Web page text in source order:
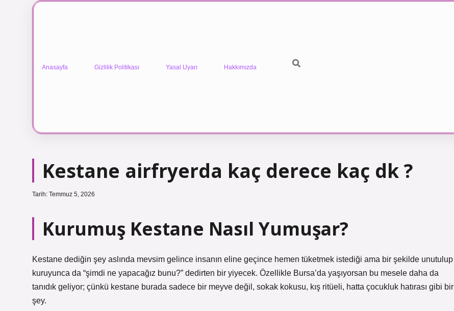
Anasayfa Gizlilik Politikası Yasal Uyarı Hakkımızda
Kestane airfryerda kaç derece kaç dk ?
Tarih: Temmuz 5, 2026
Kurumuş Kestane Nasıl Yumuşar?
Kestane dediğin şey aslında mevsim gelince insanın eline geçince hemen tüketmek istediği ama bir şekilde unutulup
kuruyunca da “şimdi ne yapacağız bunu?” dedirten bir yiyecek. Özellikle Bursa’da yaşıyorsan bu mesele daha da
tanıdık geliyor; çünkü kestane burada sadece bir meyve değil, sokak kokusu, kış ritüeli, hatta çocukluk hatırası gibi bir
şey.